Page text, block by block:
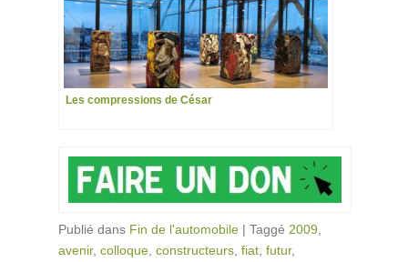
Les compressions de César
Publié dans Fin de l'automobile | Taggé 2009,
avenir, colloque, constructeurs, fiat, futur,